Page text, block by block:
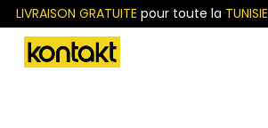
LIVRAISON GRATUITE pour toute la TUNISIE